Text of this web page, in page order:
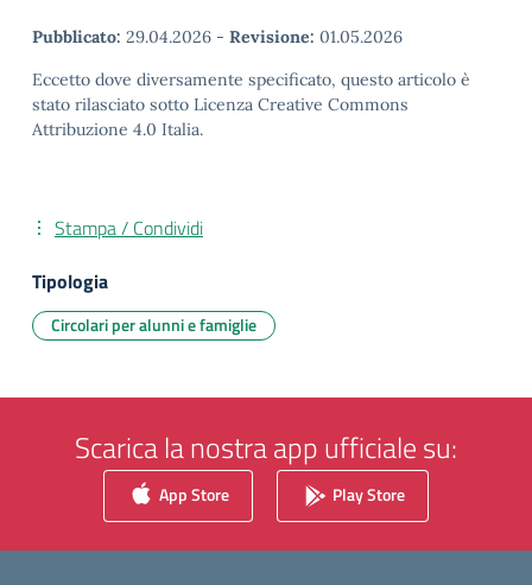
Pubblicato: 29.04.2026 - Revisione: 01.05.2026
Eccetto dove diversamente specificato, questo articolo è
stato rilasciato sotto Licenza Creative Commons
Attribuzione 4.0 Italia.
Stampa / Condividi
Tipologia
Circolari per alunni e famiglie
Scarica la nostra app ufficiale su:
App Store Play Store